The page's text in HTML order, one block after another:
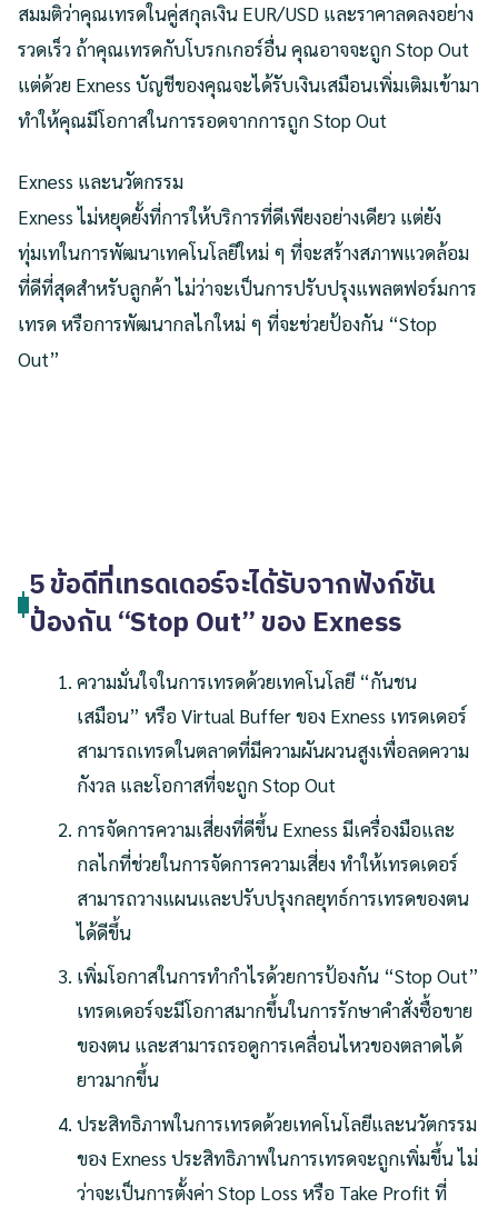
สมมติว่าคุณเทรดในคู่สกุลเงิน EUR/USD และราคาลดลงอย่าง
รวดเร็ว ถ้าคุณเทรดกับโบรกเกอร์อื่น คุณอาจจะถูก Stop Out
แต่ด้วย Exness บัญชีของคุณจะได้รับเงินเสมือนเพิ่มเติมเข้ามา
ทำให้คุณมีโอกาสในการรอดจากการถูก Stop Out
Exness และนวัตกรรม
Exness ไม่หยุดยั้งที่การให้บริการที่ดีเพียงอย่างเดียว แต่ยัง
ทุ่มเทในการพัฒนาเทคโนโลยีใหม่ ๆ ที่จะสร้างสภาพแวดล้อม
ที่ดีที่สุดสำหรับลูกค้า ไม่ว่าจะเป็นการปรับปรุงแพลตฟอร์มการ
เทรด หรือการพัฒนากลไกใหม่ ๆ ที่จะช่วยป้องกัน “Stop
Out”
5 ข้อดีที่เทรดเดอร์จะได้รับจากฟังก์ชัน
ป้องกัน “Stop Out” ของ Exness
ความมั่นใจในการเทรดด้วยเทคโนโลยี “กันชน
เสมือน” หรือ Virtual Buffer ของ Exness เทรดเดอร์
สามารถเทรดในตลาดที่มีความผันผวนสูงเพื่อลดความ
กังวล และโอกาสที่จะถูก Stop Out
การจัดการความเสี่ยงที่ดีขึ้น Exness มีเครื่องมือและ
กลไกที่ช่วยในการจัดการความเสี่ยง ทำให้เทรดเดอร์
สามารถวางแผนและปรับปรุงกลยุทธ์การเทรดของตน
ได้ดีขึ้น
เพิ่มโอกาสในการทำกำไรด้วยการป้องกัน “Stop Out”
เทรดเดอร์จะมีโอกาสมากขึ้นในการรักษาคำสั่งซื้อขาย
ของตน และสามารถรอดูการเคลื่อนไหวของตลาดได้
ยาวมากขึ้น
ประสิทธิภาพในการเทรดด้วยเทคโนโลยีและนวัตกรรม
ของ Exness ประสิทธิภาพในการเทรดจะถูกเพิ่มขึ้น ไม่
ว่าจะเป็นการตั้งค่า Stop Loss หรือ Take Profit ที่